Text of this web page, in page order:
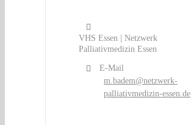
VHS Essen | Netzwerk
Palliativmedizin Essen
E-Mail
m.badem@netzwerk-
palliativmedizin-essen.de